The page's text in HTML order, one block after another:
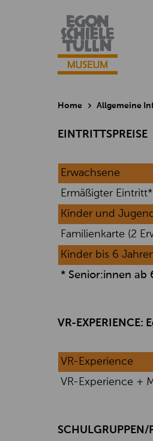
Home Allgemeine
EINTRITTSPREISE
Erwachsene
Ermäßigter Eintritt*
Kinder und
Familienkarte (2
Kinder bis 6
* Senior:innen ab
VR-EXPERIENCE:
VR-Experience
VR-Experience +
SCHULGRUPPEN/